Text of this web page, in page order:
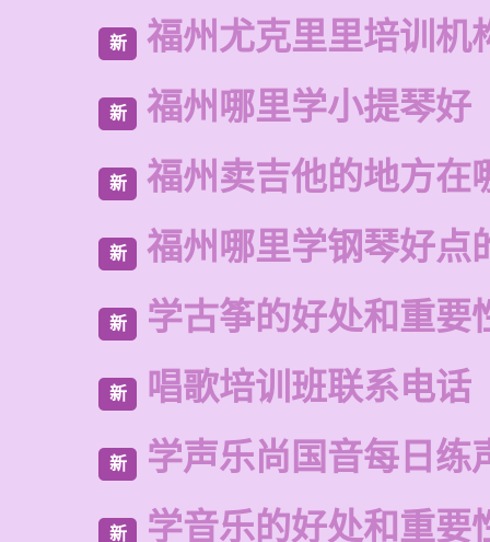
新 福州尤克里里培训机
新 福州哪里学小提琴好
新 福州卖吉他的地方在
新 福州哪里学钢琴好点
新 学古筝的好处和重要
新 唱歌培训班联系电话
新 学声乐尚国音每日练
新 学音乐的好处和重要